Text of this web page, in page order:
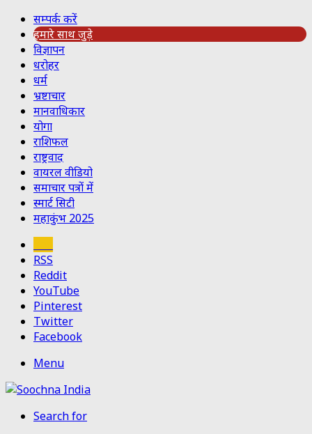
सम्पर्क करें
हमारे साथ जुड़े
विज्ञापन
धरोहर
धर्म
भ्रष्टाचार
मानवाधिकार
योगा
राशिफल
राष्ट्रवाद
वायरल वीडियो
समाचार पत्रों में
स्मार्ट सिटी
महाकुंभ 2025
RSS
Reddit
YouTube
Pinterest
Twitter
Facebook
Menu
Search for